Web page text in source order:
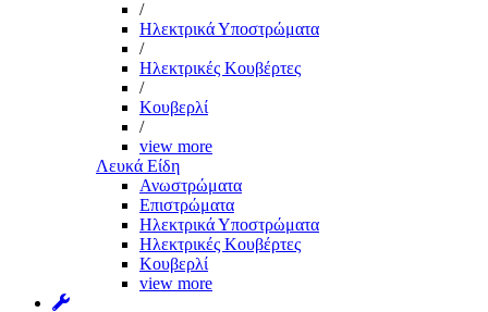
/
Ηλεκτρικά Υποστρώματα
/
Ηλεκτρικές Κουβέρτες
/
Κουβερλί
/
view more
Λευκά Είδη
Ανωστρώματα
Επιστρώματα
Ηλεκτρικά Υποστρώματα
Ηλεκτρικές Κουβέρτες
Κουβερλί
view more